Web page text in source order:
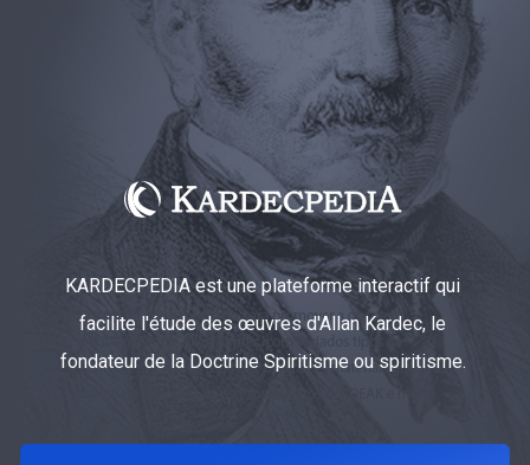
KARDECPEDIA est une plateforme interactif qui
facilite l'étude des œuvres d'Allan Kardec, le
fondateur de la Doctrine Spiritisme ou spiritisme.